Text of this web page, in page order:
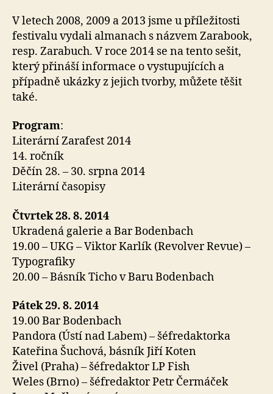
V letech 2008, 2009 a 2013 jsme u příležitosti
festivalu vydali almanach s názvem Zarabook,
resp. Zarabuch. V roce 2014 se na tento sešit,
který přináší informace o vystupujících a
případně ukázky z jejich tvorby, můžete těšit
také.
Program:
Literární Zarafest 2014
14. ročník
Děčín 28. – 30. srpna 2014
Literární časopisy
Čtvrtek 28. 8. 2014
Ukradená galerie a Bar Bodenbach
19.00 – UKG – Viktor Karlík (Revolver Revue) –
Typografiky
20.00 – Básník Ticho v Baru Bodenbach
Pátek 29. 8. 2014
19.00 Bar Bodenbach
Pandora (Ústí nad Labem) – šéfredaktorka
Kateřina Šuchová, básník Jiří Koten
Živel (Praha) – šéfredaktor LP Fish
Weles (Brno) – šéfredaktor Petr Čermáček